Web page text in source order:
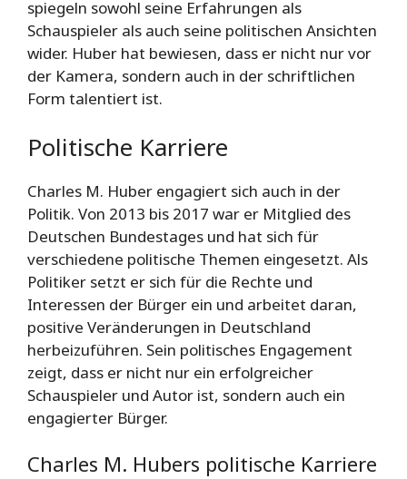
spiegeln sowohl seine Erfahrungen als
Schauspieler als auch seine politischen Ansichten
wider. Huber hat bewiesen, dass er nicht nur vor
der Kamera, sondern auch in der schriftlichen
Form talentiert ist.
Politische Karriere
Charles M. Huber engagiert sich auch in der
Politik. Von 2013 bis 2017 war er Mitglied des
Deutschen Bundestages und hat sich für
verschiedene politische Themen eingesetzt. Als
Politiker setzt er sich für die Rechte und
Interessen der Bürger ein und arbeitet daran,
positive Veränderungen in Deutschland
herbeizuführen. Sein politisches Engagement
zeigt, dass er nicht nur ein erfolgreicher
Schauspieler und Autor ist, sondern auch ein
engagierter Bürger.
Charles M. Hubers politische Karriere